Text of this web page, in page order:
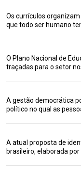
Os currículos
que todo ser humano
O Plano Nacional de
traçadas para o setor
A gestão democrática
político no qual as
A atual proposta de
brasileiro, elaborada